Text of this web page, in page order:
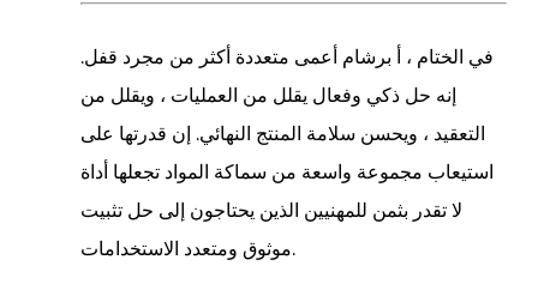
في الختام ، أ برشام أعمى متعددة أكثر من مجرد قفل.
إنه حل ذكي وفعال يقلل من العمليات ، ويقلل من
التعقيد ، ويحسن سلامة المنتج النهائي. إن قدرتها على
استيعاب مجموعة واسعة من سماكة المواد تجعلها أداة
لا تقدر بثمن للمهنيين الذين يحتاجون إلى حل تثبيت
موثوق ومتعدد الاستخدامات.